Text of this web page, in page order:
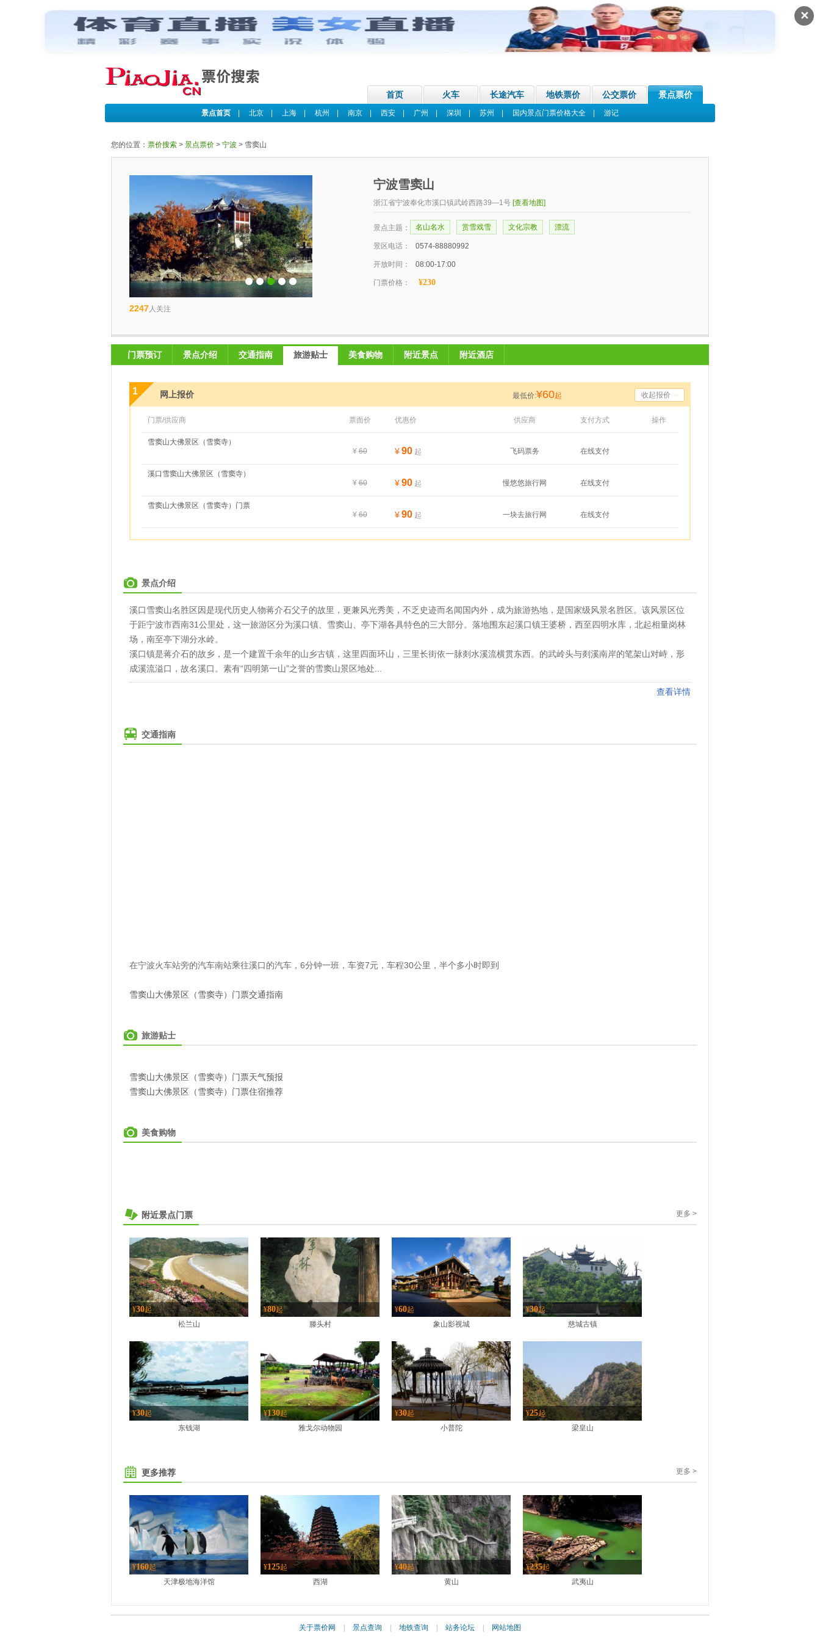
✕
首页 火车 长途汽车 地铁票价 公交票价 景点票价
景点首页 北京 上海 杭州 南京 西安 广州 深圳 苏州 国内景点门票价格大全 游记
您的位置： 票价搜索 > 景点票价 > 宁波 > 雪窦山
2247人关注
宁波雪窦山
浙江省宁波奉化市溪口镇武岭西路39—1号 [查看地图]
景点主题： 名山名水 赏雪戏雪 文化宗教 漂流
景区电话： 0574-88880992
开放时间： 08:00-17:00
门票价格： ¥230
门票预订 景点介绍 交通指南 旅游贴士 美食购物 附近景点 附近酒店
1 网上报价 收起报价
最低价:¥60起
门票/供应商 票面价 优惠价 供应商 支付方式 操作
雪窦山大佛景区（雪窦寺）
¥ 60 ¥90 起 飞码票务 在线支付
溪口雪窦山大佛景区（雪窦寺）
¥ 60 ¥90 起 慢悠悠旅行网 在线支付
雪窦山大佛景区（雪窦寺）门票
¥ 60 ¥90 起 一块去旅行网 在线支付
景点介绍
溪口雪窦山名胜区因是现代历史人物蒋介石父子的故里，更兼风光秀美，不乏史迹而名闻国内外，成为旅游热地，是国家级风景名胜区。该风景区位
于距宁波市西南31公里处，这一旅游区分为溪口镇、雪窦山、亭下湖各具特色的三大部分。落地围东起溪口镇王婆桥，西至四明水库，北起相量岗林
场，南至亭下湖分水岭。
溪口镇是蒋介石的故乡，是一个建置千余年的山乡古镇，这里四面环山，三里长街依一脉剡水溪流横贯东西。的武岭头与剡溪南岸的笔架山对峙，形
成溪流溢口，故名溪口。素有“四明第一山”之誉的雪窦山景区地处...
查看详情
交通指南
在宁波火车站旁的汽车南站乘往溪口的汽车，6分钟一班，车资7元，车程30公里，半个多小时即到
雪窦山大佛景区（雪窦寺）门票交通指南
旅游贴士
雪窦山大佛景区（雪窦寺）门票天气预报
雪窦山大佛景区（雪窦寺）门票住宿推荐
美食购物
附近景点门票 更多 >
¥30起
松兰山
¥80起
滕头村
¥60起
象山影视城
¥30起
慈城古镇
¥30起
东钱湖
¥130起
雅戈尔动物园
¥30起
小普陀
¥25起
梁皇山
更多推荐 更多 >
¥160起
天津极地海洋馆
¥125起
西湖
¥40起
黄山
¥235起
武夷山
关于票价网 景点查询 地铁查询 站务论坛 网站地图